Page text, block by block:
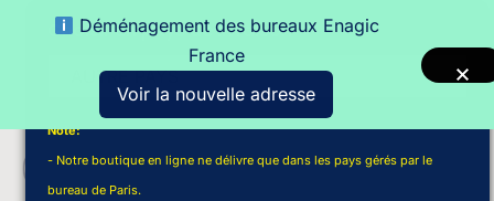
Déménagement des bureaux Enagic
France
Voir la nouvelle adresse
Choisir un pays de livraison
Note:
- Notre boutique en ligne ne délivre que dans les pays gérés par le
bureau de Paris.